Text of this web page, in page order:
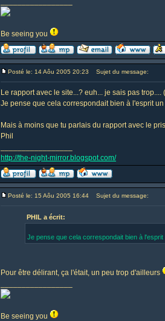
Be seeing you
Posté le: 14 Aôu 2005 20:23 Sujet du message:
Le rapport avec le site...? euh... je sais pas
Je pense que cela correspondait bien à l'esprit
Mais à moins que tu parlais du rapport avec le
Phil
http://the-night-mirror.blogspot.com/
Posté le: 15 Aôu 2005 16:44 Sujet du message:
PHIL a écrit:
Je pense que cela correspondait bien à
Pour être délirant, ça l'était, un peu trop d'ailleurs
Be seeing you